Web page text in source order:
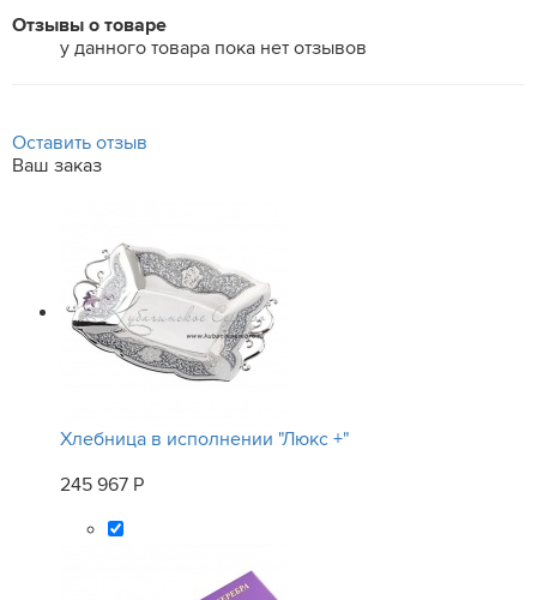
Отзывы о товаре
у данного товара пока нет отзывов
Оставить отзыв
Ваш заказ
Хлебница в исполнении "Люкс +"
245 967 Р